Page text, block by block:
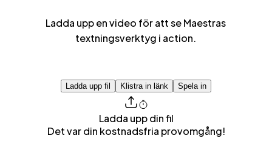
Ladda upp en video för att se Maestras
textningsverktyg i action.
Ladda upp fil Klistra in länk Spela in
Ladda upp din fil
Det var din kostnadsfria provomgång!